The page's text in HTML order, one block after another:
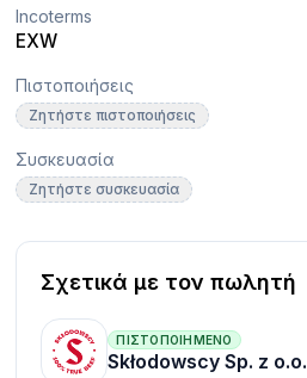
Incoterms
EXW
Πιστοποιήσεις
Ζητήστε πιστοποιήσεις
Συσκευασία
Ζητήστε συσκευασία
Σχετικά με τον πωλητή
ΠΙΣΤΟΠΟΙΗΜΈΝΟ
Skłodowscy Sp. z o.o.